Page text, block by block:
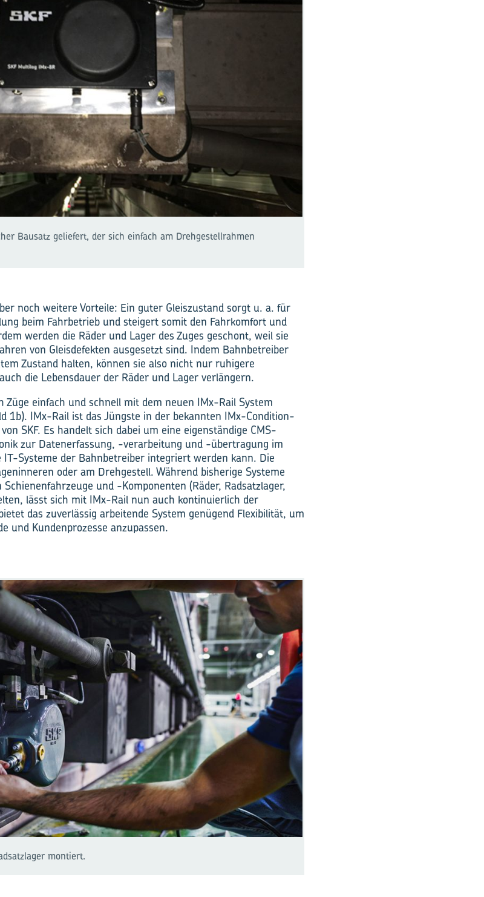
Bausatz geliefert, der sich einfach am Drehgestellrahmen
noch weitere Vorteile: Ein guter Gleiszustand sorgt u. a. für
beim Fahrbetrieb und steigert somit den Fahrkomfort und
werden die Räder und Lager des Zuges geschont, weil sie
von Gleisdefekten ausgesetzt sind. Indem Bahnbetreiber
Zustand halten, können sie also nicht nur ruhigere
die Lebensdauer der Räder und Lager verlängern.
Züge einfach und schnell mit dem neuen IMx-Rail System
1b). IMx-Rail ist das Jüngste in der bekannten IMx-Condition-
SKF. Es handelt sich dabei um eine eigenständige CMS-
zur Datenerfassung, -verarbeitung und -übertragung im
Systeme der Bahnbetreiber integriert werden kann. Die
oder am Drehgestell. Während bisherige Systeme
und -Komponenten (Räder, Radsatzlager,
lässt sich mit IMx-Rail nun auch kontinuierlich der
das zuverlässig arbeitende System genügend Flexibilität, um
und Kundenprozesse anzupassen.
montiert.